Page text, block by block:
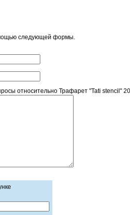
следующей формы.
относительно Трафарет "Tati stencil"